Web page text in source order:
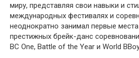
миру, представляя свои навыки и
международных фестивалях и
неоднократно занимал первые
престижных брейк-данс
BC One, Battle of the Year и World